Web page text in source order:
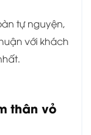
tự nguyện,
với khách
thân vỏ